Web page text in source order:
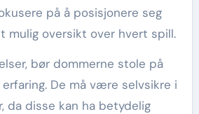
på å posisjonere seg
mulig oversikt over hvert spill.
bør dommerne stole på
De må være selvsikre i
da disse kan ha betydelig